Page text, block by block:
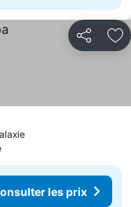
Partager
les prix